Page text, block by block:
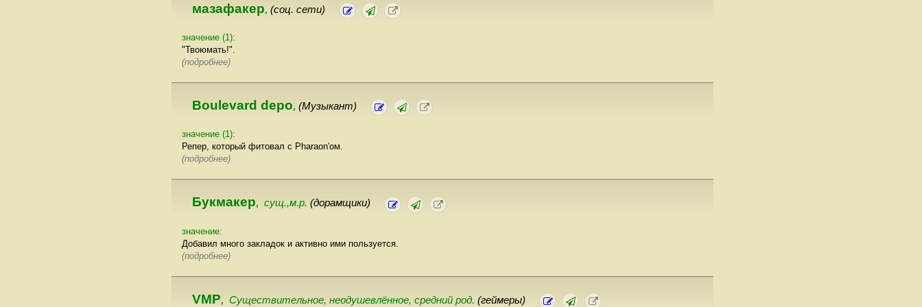
мазафакер, (соц. сети)
значение (1):
"Твоюмать!".
(подробнее)
Boulevard depo, (Музыкант)
значение (1):
Репер, который фитовал с Pharaon'ом.
(подробнее)
Букмакер, сущ.,м.р. (дорамщики)
значение:
Добавил много закладок и активно ими пользуется.
(подробнее)
VMP, Существительное, неодушевлённое, cредний род. (геймеры)